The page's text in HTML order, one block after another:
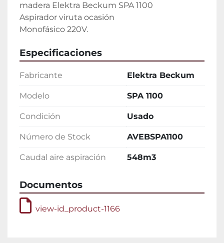
madera Elektra Beckum SPA 1100
Aspirador viruta ocasión
Monofásico 220V.
Especificaciones
Fabricante Elektra Beckum
Modelo SPA 1100
Condición Usado
Número de Stock AVEBSPA1100
Caudal aire aspiración 548m3
Documentos
view-id_product-1166